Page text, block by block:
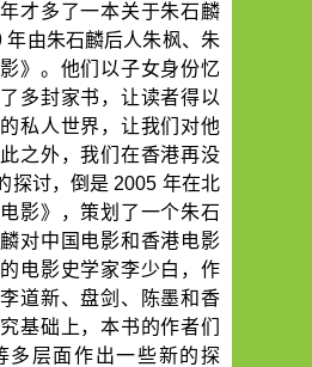
才多了一本关于朱石麟
年由朱石麟后人朱枫、朱
》。他们以子女身份忆
多封家书，让读者得以
私人世界，让我们对他
之外，我们在香港再没
探讨，倒是 2005 年在北
影》，策划了一个朱石
对中国电影和香港电影
电影史学家李少白，作
道新、盘剑、陈墨和香
基础上，本书的作者们
多层面作出一些新的探